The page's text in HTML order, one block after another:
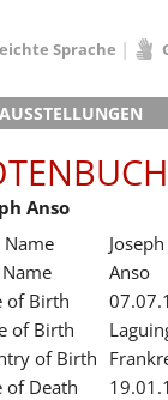
AUSSTELLUNGEN
SS
Werke
des Gedenkens
Sprache
English
Dansk
Español
Italiano
Nederlands
Português
Türkçe
Anso
Name
Joseph
Anso
of Birth
of Birth
of Birth
of Death